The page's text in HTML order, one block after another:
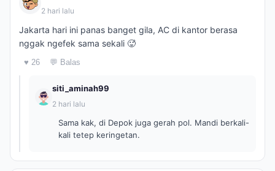
2 hari lalu
Jakarta hari ini panas banget gila, AC di kantor berasa
nggak ngefek sama sekali 🥵
♥ 26 💬 Balas
siti_aminah99
2 hari lalu
Sama kak, di Depok juga gerah pol. Mandi berkali-
kali tetep keringetan.